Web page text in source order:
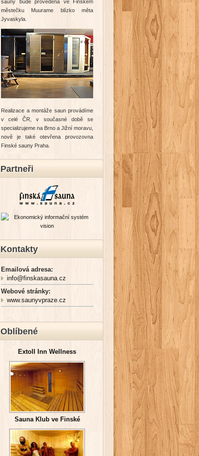
sauny bude provedena ve Finském
městečku Muurame blízko měta
Jyvaskyla.
Realizace a montáže saun provádíme
v celé ČR, v současné době se
specializujeme na Brno a Jižní moravu,
nově je také otevřena provozovna
Finské sauny Praha.
Partneři
Kontakty
Emailová adresa:
info@finskasauna.cz
Webové stránky:
www.saunyvpraze.cz
Oblíbené
Extoll Inn Wellness
Sauna Klub ve Finské